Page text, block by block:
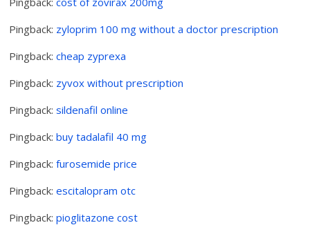
Pingback: zyloprim 100 mg without a doctor prescription
Pingback:cheap zyprexa
Pingback: zyvox without prescription
Pingback:sildenafil online
Pingback:buy tadalafil 40 mg
Pingback:furosemide price
Pingback:escitalopram otc
Pingback:pioglitazone cost